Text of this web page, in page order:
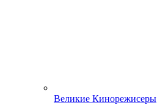
Великие Кинорежисеры